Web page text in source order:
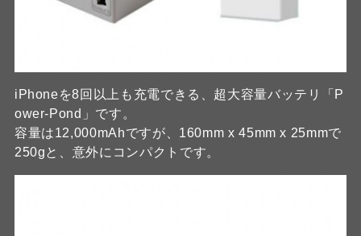
iPhoneを8回以上も充電できる、超大容量バッテリ「P
ower-Pond」です。
容量は12,000mAhですが、160mm x 45mm x 25mmで
250gと、意外にコンパクトです。